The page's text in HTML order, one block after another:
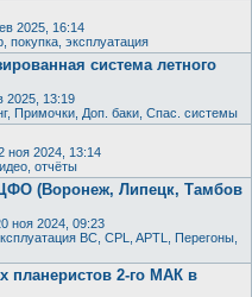
2025, 16:14
покупка, эксплуатация
система летного
2025, 13:19
Примочки, Доп. баки, Спас. системы
ноя 2024, 13:14
отчёты
(Воронеж, Липецк, Тамбов
ноя 2024, 09:23
ВС, CPL, APTL, Перегоны,
планеристов 2-го МАК в